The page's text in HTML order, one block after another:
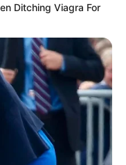
Ditching Viagra For